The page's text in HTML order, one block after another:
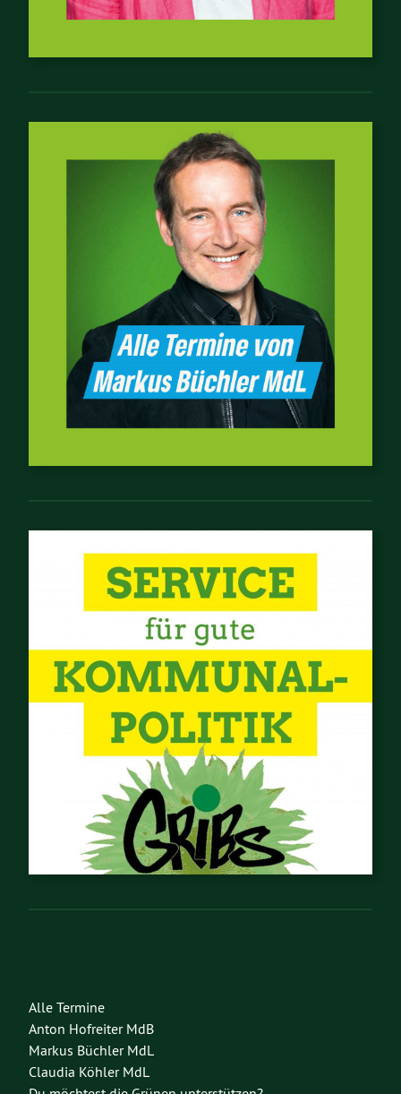
Alle Termine
Anton Hofreiter MdB
Markus Büchler MdL
Claudia Köhler MdL